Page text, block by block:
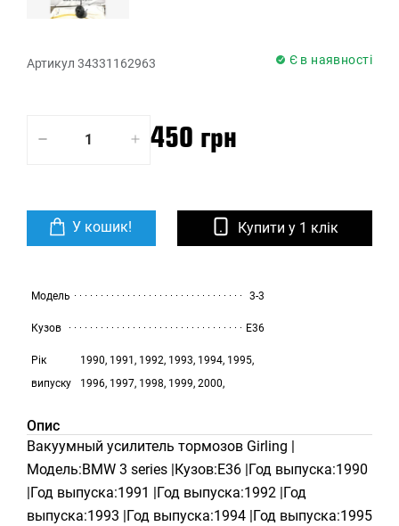
Артикул 34331162963 Є в наявності
450 грн
У кошик! Купити у 1 клік
Модель 3-3
Кузов E36
Рік
випуску
1990, 1991, 1992, 1993, 1994, 1995,
1996, 1997, 1998, 1999, 2000,
Опис
Вакуумный усилитель тормозов Girling |
Модель:BMW 3 series |Кузов:E36 |Год выпуска:1990
|Год выпуска:1991 |Год выпуска:1992 |Год
выпуска:1993 |Год выпуска:1994 |Год выпуска:1995